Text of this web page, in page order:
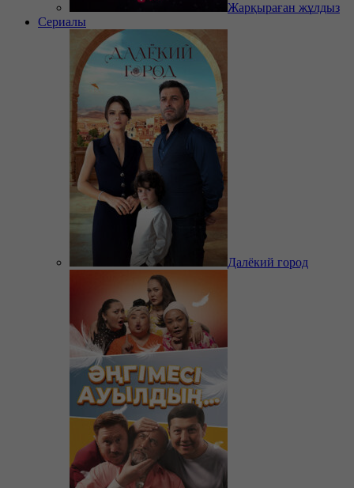
Жарқыраған жұлдыз
Сериалы
Далёкий город